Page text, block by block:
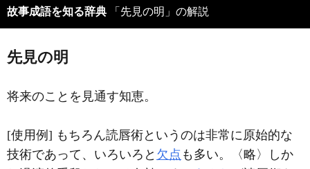
故事成語を知る辞典 「先見の明」の解説
先見の明
将来のことを見通す知恵。
[使用例] もちろん読唇術というのは非常に原始的な
技術であって、いろいろと 欠点 も多い。〈略〉しか